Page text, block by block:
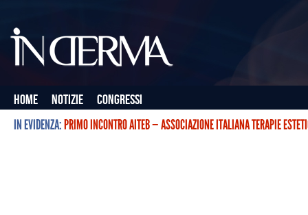
Home Notizie
Congressi
IN EVIDENZA:PRIMO INCONTRO AITEB — ASSOCIAZIONE ITALIANA TERAPIE